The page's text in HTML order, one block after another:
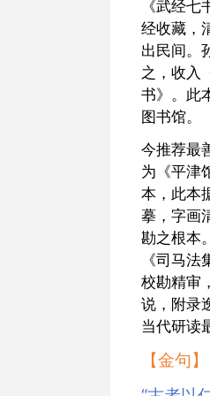
《武经
经收藏，
出民间。
之，收入
书》。此
图书馆。
今推荐最善版本二种：一
为《平津
本，此本
摹，字画
勘之根本
《司马
校勘精审
说，附录
当代研读
【金句】